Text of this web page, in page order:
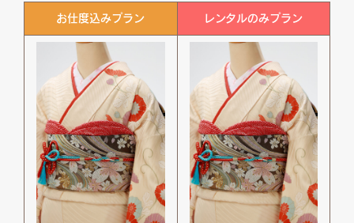
お仕度込みプラン レンタルのみプラン